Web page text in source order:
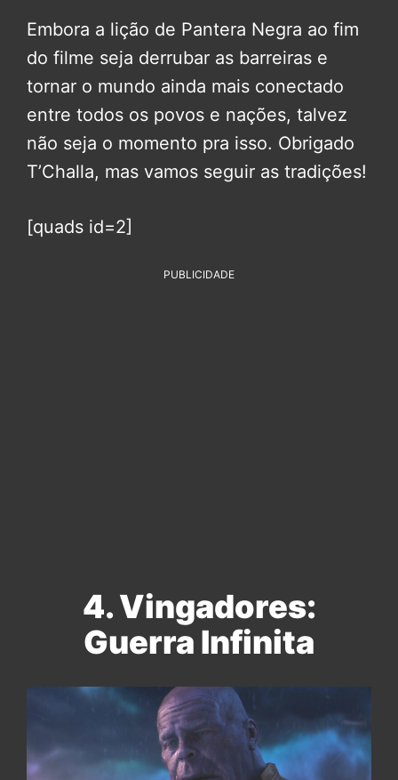
Embora a lição de Pantera Negra ao fim
do filme seja derrubar as barreiras e
tornar o mundo ainda mais conectado
entre todos os povos e nações, talvez
não seja o momento pra isso. Obrigado
T’Challa, mas vamos seguir as tradições!
[quads id=2]
PUBLICIDADE
4. Vingadores:
Guerra Infinita